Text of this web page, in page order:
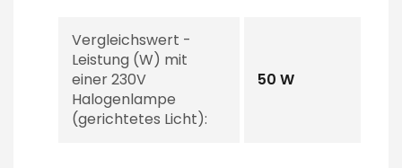
Vergleichswert -
Leistung (W) mit
einer 230V
Halogenlampe
(gerichtetes Licht):
50 W